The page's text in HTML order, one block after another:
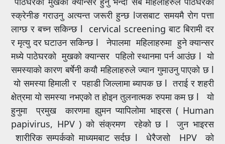
स्क्रेनीङ गराउनु अत्यन्त जरूरी हुन्छ lजसबाट समयमै रोग पत्ता
लाग्छ र बच्न सकिन्छ l cervical screening बाट बिरामी दर
र मृत्यु दर घटाउन सकिन्छ l नेपालमा महिलाहरुमा हुने क्यान्सर
मध्ये पाठेघरको मुखको क्यान्सर पहिलो स्थानमा पर्न आउंछ l यो
समस्याको कारण बर्षेनी कयौ महिलाहरुले ज्यान गुमाउनु पाएको छ l
यो समस्या हिमाली र पहाडी जिल्लामा ब्यापक छ l तराई र शहरी
क्षेत्रमा यो समस्या नभएको त होइन तुलनात्मक रुपमा कम छ l यो
हुनुमा प्रमुख कारणमा ह्युमन प्यापिलोमा भाइरस ( Human
papivirus, HPV ) को संक्रमण रहेको छ l जुन भाइरस
शारीरिक सम्पर्कको माध्यमबाट सर्दछ l धेरैजसो HPV को